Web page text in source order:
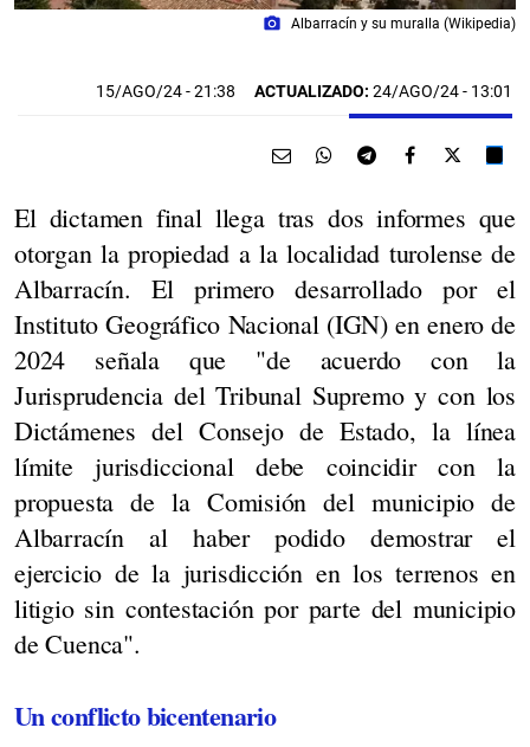
photo_camera Albarracín y su muralla (Wikipedia)
15/AGO/24- 21:38 ACTUALIZADO: 24/AGO/24 - 13:01
El dictamen final llega tras dos informes que
otorgan la propiedad a la localidad turolense de
Albarracín. El primero desarrollado por el
Instituto Geográfico Nacional (IGN) en enero de
2024 señala que "de acuerdo con la
Jurisprudencia del Tribunal Supremo y con los
Dictámenes del Consejo de Estado, la línea
límite jurisdiccional debe coincidir con la
propuesta de la Comisión del municipio de
Albarracín al haber podido demostrar el
ejercicio de la jurisdicción en los terrenos en
litigio sin contestación por parte del municipio
de Cuenca".
Un conflicto bicentenario